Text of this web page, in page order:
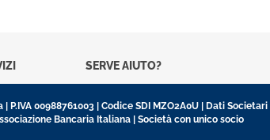
SERVE AIUTO?
00988761003 | Codice SDI MZO2A0U | Dati Societari
Bancaria Italiana | Società con unico socio